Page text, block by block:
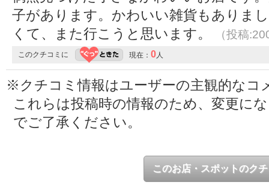
子があります。かわいい雑貨もありま
くて、また行こうと思います。
（投稿
このクチコミに 現在： 0人
※クチコミ情報はユーザーの主観的なコ
これらは投稿時の情報のため、変更に
でご了承ください。
このお店・スポットのク